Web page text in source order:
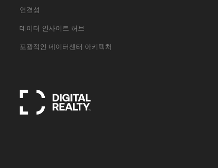
연결성
데이터 인사이트 허브
포괄적인 데이터센터 아키텍처